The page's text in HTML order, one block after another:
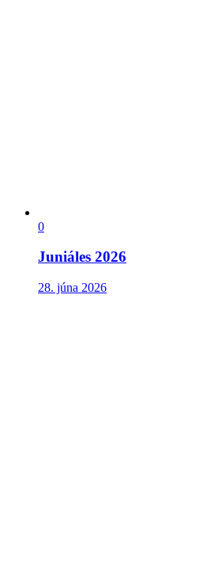
0
Juniáles 2026
28. júna 2026